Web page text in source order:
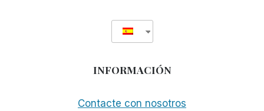
SOPORTE
INFORMACIÓN
Contacte con nosotros